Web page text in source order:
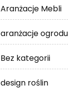
Aranżacje Mebli
aranżacje ogrodu
Bez kategorii
design roślin